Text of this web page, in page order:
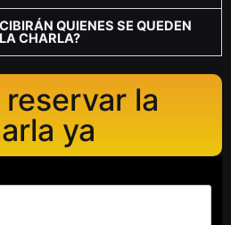
QUIENES SE QUEDEN
CHARLA?
reservar la
ya